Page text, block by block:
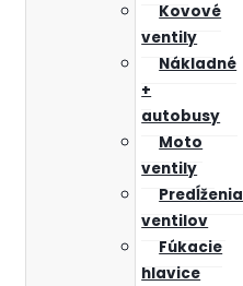
Kovové
ventily
Nákladné
+
autobusy
Moto
ventily
Predĺženia
ventilov
Fúkacie
hlavice